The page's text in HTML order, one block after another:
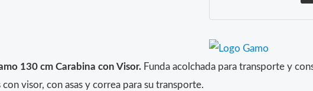
130 cm Carabina con Visor.Funda acolchada para transporte y
con visor, con asas y correa para su transporte.